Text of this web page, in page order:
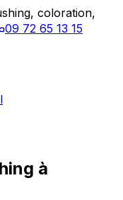
coloration,
09 72 65 13 15
à